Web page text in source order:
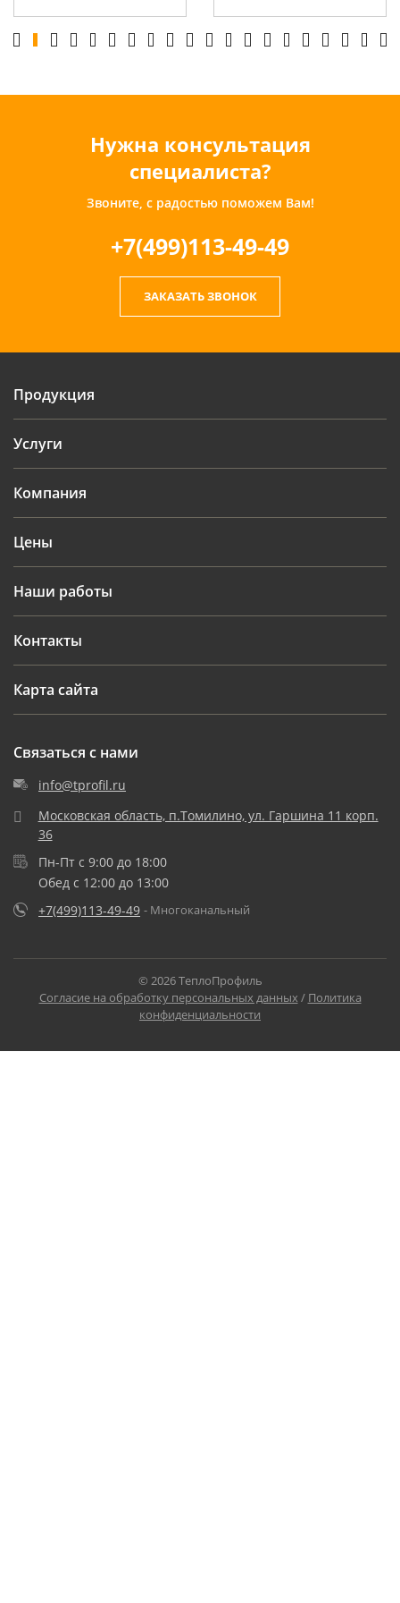
Нужна консультация
специалиста?
Звоните, с радостью поможем Вам!
+7(499)113-49-49
ЗАКАЗАТЬ ЗВОНОК
Продукция
Услуги
Компания
Цены
Наши работы
Контакты
Карта сайта
Связаться с нами
info@tprofil.ru
Московская область, п.Томилино, ул. Гаршина 11 корп.
36
Пн-Пт с 9:00 до 18:00
Обед с 12:00 до 13:00
+7(499)113-49-49 - Многоканальный
© 2026 ТеплоПрофиль
Согласие на обработку персональных данных / Политика
конфиденциальности